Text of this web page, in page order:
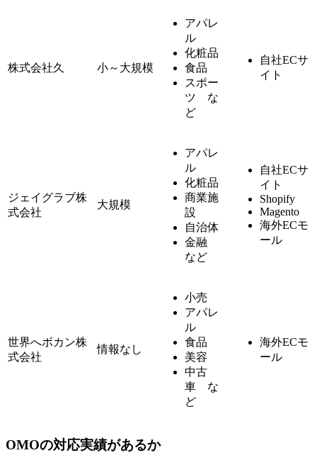
株式会社久 小～大規模
アパレ
ル
化粧品
食品
スポー
ツ な
ど
自社ECサ
イト
ジェイグラブ株
式会社
大規模
アパレ
ル
化粧品
商業施
設
自治体
金融
など
自社ECサ
イト
Shopify
Magento
海外ECモ
ール
世界へボカン株
式会社
情報なし
小売
アパレ
ル
食品
美容
中古
車 な
ど
海外ECモ
ール
OMOの対応実績があるか